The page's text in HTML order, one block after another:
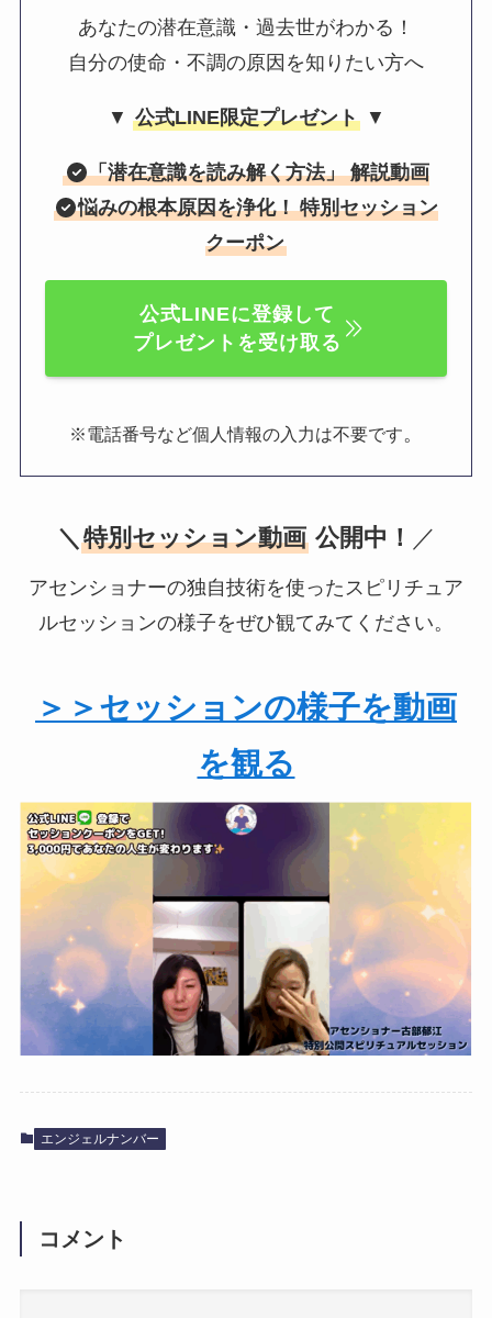
あなたの潜在意識・過去世がわかる！
自分の使命・不調の原因を知りたい方へ
▼ 公式LINE限定プレゼント▼
「潜在意識を読み解く方法」 解説動画
悩みの根本原因を浄化！ 特別セッション
クーポン
公式LINEに登録して
プレゼントを受け取る
※電話番号など個人情報の入力は不要です。
＼ 特別セッション動画公開中！ ／
アセンショナーの独自技術を使ったスピリチュア
ルセッションの様子をぜひ観てみてください。
＞＞セッションの様子を動画
を観る
エンジェルナンバー
コメント